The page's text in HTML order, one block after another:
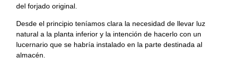
del forjado original.
Desde el principio teníamos clara la necesidad de llevar luz
natural a la planta inferior y la intención de hacerlo con un
lucernario que se habría instalado en la parte destinada al
almacén.